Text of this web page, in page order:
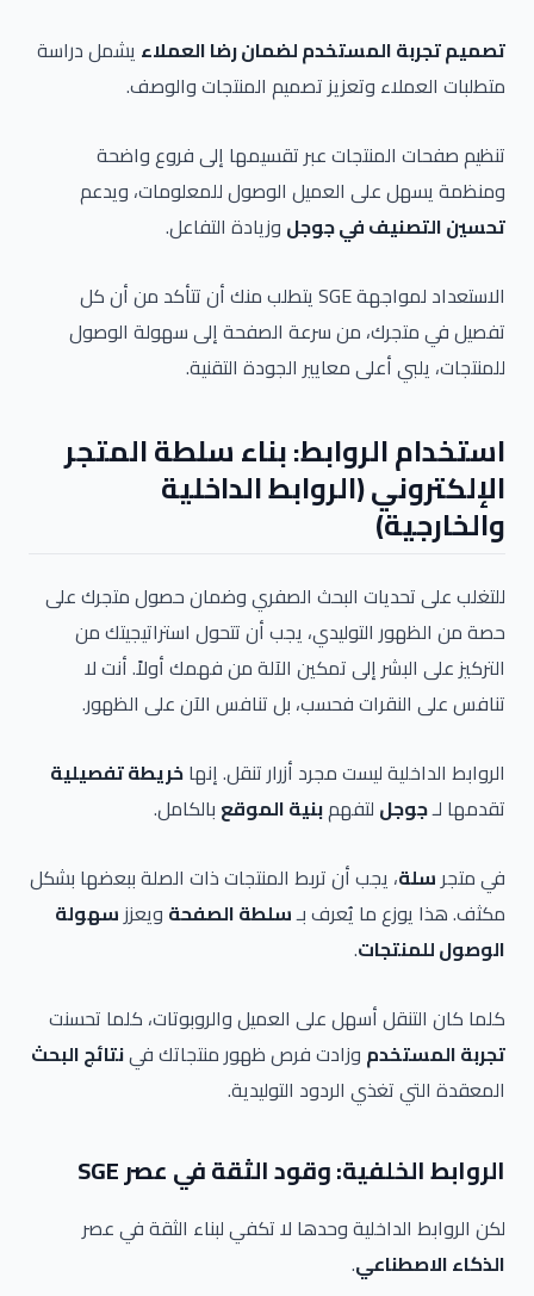
تصميم تجربة المستخدم لضمان رضا العملاء يشمل دراسة
متطلبات العملاء وتعزيز تصميم المنتجات والوصف.
تنظيم صفحات المنتجات عبر تقسيمها إلى فروع واضحة
ومنظمة يسهل على العميل الوصول للمعلومات، ويدعم
تحسين التصنيف في جوجل وزيادة التفاعل.
الاستعداد لمواجهة SGE يتطلب منك أن تتأكد من أن كل
تفصيل في متجرك، من سرعة الصفحة إلى سهولة الوصول
للمنتجات، يلبي أعلى معايير الجودة التقنية.
استخدام الروابط: بناء سلطة المتجر
الإلكتروني (الروابط الداخلية
والخارجية)
للتغلب على تحديات البحث الصفري وضمان حصول متجرك على
حصة من الظهور التوليدي، يجب أن تتحول استراتيجيتك من
التركيز على البشر إلى تمكين الآلة من فهمك أولاً. أنت لا
تنافس على النقرات فحسب، بل تنافس الآن على الظهور.
الروابط الداخلية ليست مجرد أزرار تنقل. إنهاخريطة تفصيلية
تقدمها لـجوجل لتفهمبنية الموقع بالكامل.
في متجرسلة، يجب أن تربط المنتجات ذات الصلة ببعضها بشكل
مكثف. هذا يوزع ما يُعرف بـسلطة الصفحة ويعززسهولة
الوصول للمنتجات.
كلما كان التنقل أسهل على العميل والروبوتات، كلما تحسنت
تجربة المستخدم وزادت فرص ظهور منتجاتك فينتائج البحث
المعقدة التي تغذي الردود التوليدية.
الروابط الخلفية: وقود الثقة في عصر SGE
لكن الروابط الداخلية وحدها لا تكفي لبناء الثقة في عصر
الذكاء الاصطناعي.